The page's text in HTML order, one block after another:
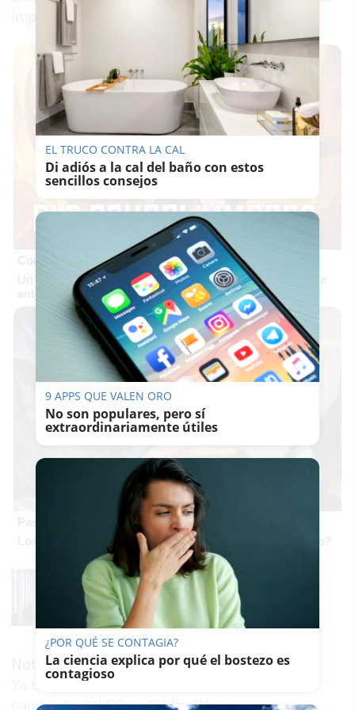
importantes de España".
Corepunk MMORPG
Un verdadero MMORPG de la vieja escuela ¡Cómo los de
antes, pero mejor!
Pasaportes que abren puertas
Los pasaportes más poderosos del mundo, ¿está el tuyo?
Noticia relacionada
Ya es oficial, Bruno García es el
candidato del PP en Cádiz: "Voy a
EL TRUCO CONTRA LA CAL
Di adiós a la cal del baño con estos
sencillos consejos
9 APPS QUE VALEN ORO
No son populares, pero sí
extraordinariamente útiles
¿POR QUÉ SE CONTAGIA?
La ciencia explica por qué el bostezo es
contagioso